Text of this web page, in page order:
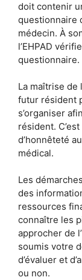
doit contenir
questionnaire
médecin. À
l’EHPAD
questionnaire.
La maîtrise de
futur résident
s’organiser
résident.
d’honnêteté
médical.
Les
des
ressources
connaître les
approcher de
soumis votre
d’évaluer et
ou non.